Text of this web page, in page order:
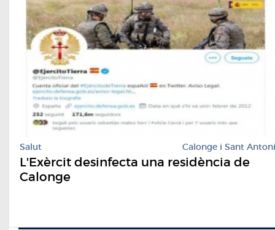
Salut Calonge i Sant Antoni
L'Exèrcit desinfecta una residència de
Calonge